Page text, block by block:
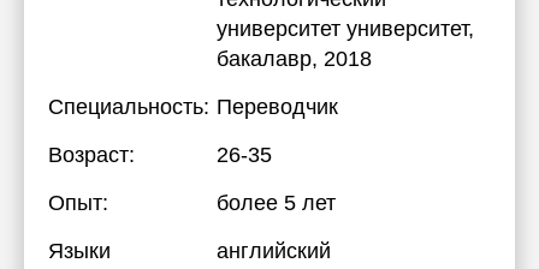
университет университет,
бакалавр, 2018
Специальность: Переводчик
Возраст:
26-35
Опыт:
более 5 лет
Языки
английский